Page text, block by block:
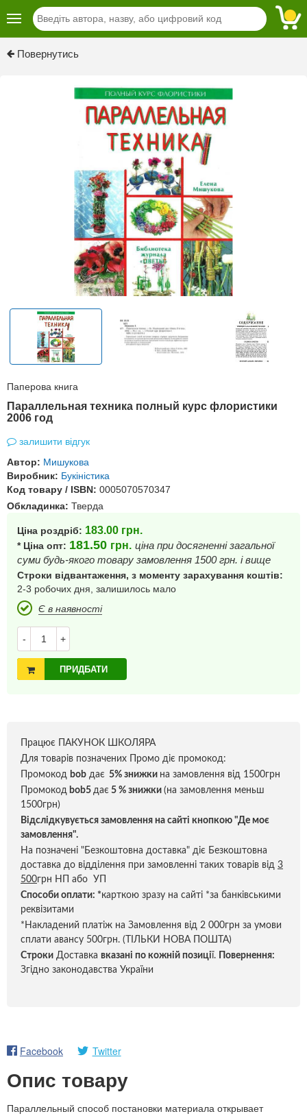
Повернутись
Паперова книга
Параллельная техника полный курс флористики
2006 год
залишити відгук
Автор: Мишукова
Виробник: Букіністика
Код товару / ISBN: 0005070570347
Обкладинка: Тверда
Ціна роздріб: 183.00 грн.
* Ціна опт: 181.50 грн. ціна при досягненні загальної
суми будь-якого товару замовлення 1500 грн. і вище
Строки відвантаження, з моменту зарахування коштів:
2-3 робочих дня, залишилось мало
Є в наявності
- +
ПРИДБАТИ
Працює ПАКУНОК ШКОЛЯРА
Для товарів позначених Промо діє промокод:
Промокод bob дає 5% знижки на замовлення від 1500грн
Промокод bob5 дає 5 % знижки (на замовлення меньш
1500грн)
Відслідкувується замовлення на сайті кнопкою "Де моє
замовлення".
На позначені "Безкоштовна доставка" діє Безкоштовна
доставка до відділення при замовленні таких товарів від 3
500грн НП або УП
Способи оплати: *карткою зразу на сайті *за банківськими
реквізитами
*Накладений платіж на Замовлення від 2 000грн за умови
сплати авансу 500грн. (ТІЛЬКИ НОВА ПОШТА)
Строки Доставка вказані по кожній позиції.
Повернення:
Згідно законодавства України
Facebook Twitter
Опис товару
Параллельный способ постановки материала открывает